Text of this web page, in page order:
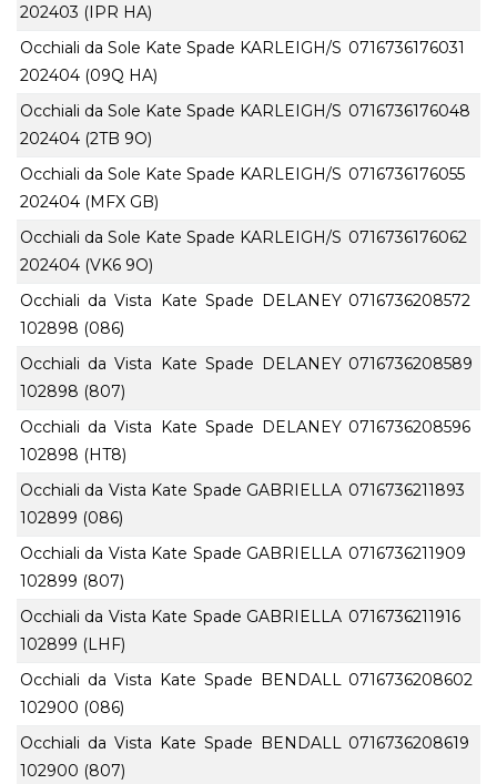
202403 (IPR HA)
Occhiali da Sole Kate Spade KARLEIGH/S
202404 (09Q HA)
0716736176031
Occhiali da Sole Kate Spade KARLEIGH/S
202404 (2TB 9O)
0716736176048
Occhiali da Sole Kate Spade KARLEIGH/S
202404 (MFX GB)
0716736176055
Occhiali da Sole Kate Spade KARLEIGH/S
202404 (VK6 9O)
0716736176062
Occhiali da Vista Kate Spade DELANEY
102898 (086)
0716736208572
Occhiali da Vista Kate Spade DELANEY
102898 (807)
0716736208589
Occhiali da Vista Kate Spade DELANEY
102898 (HT8)
0716736208596
Occhiali da Vista Kate Spade GABRIELLA
102899 (086)
0716736211893
Occhiali da Vista Kate Spade GABRIELLA
102899 (807)
0716736211909
Occhiali da Vista Kate Spade GABRIELLA
102899 (LHF)
0716736211916
Occhiali da Vista Kate Spade BENDALL
102900 (086)
0716736208602
Occhiali da Vista Kate Spade BENDALL
102900 (807)
0716736208619